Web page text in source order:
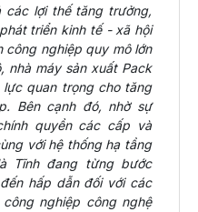
các lợi thế tăng trưởng,
triển kinh tế - xã hội
công nghiệp quy mô lớn
nhà máy sản xuất Pack
quan trọng cho tăng
Bên cạnh đó, nhờ sự
quyền các cấp và
với hệ thống hạ tầng
Tĩnh đang từng bước
hấp dẫn đối với các
nghiệp công nghệ